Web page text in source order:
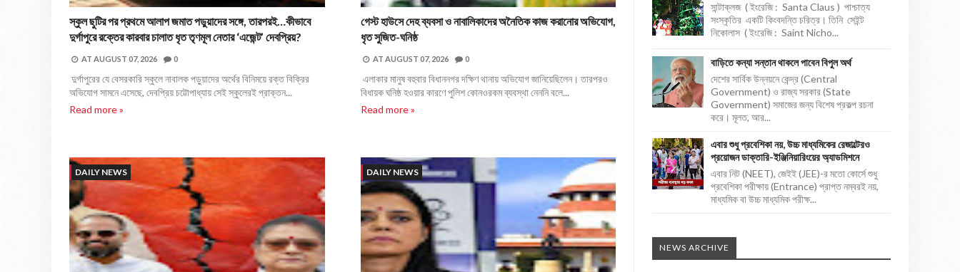
স্কুল ছুটির পর প্রথমে আলাপ জমাত পড়ুয়াদের সঙ্গে, তারপরই…কীভাবে
দুর্গাপুরে রক্তের কারবার চালাত ধৃত তৃণমূল নেতার ‘এজেন্ট’ দেবপ্রিয়?
AT AUGUST 07, 2026 0
দুর্গাপুরের যে বেসরকারি স্কুলে নাবালক পড়ুয়াদের অর্থের বিনিময়ে রক্ত বিক্রির
অভিযোগ সামনে এসেছে, দেবপ্রিয় চট্টোপাধ্যায় সেই স্কুলেরই প্রাক্তন...
Read more »
গেস্ট হাউসে দেহ ব্যবসা ও নাবালিকাদের অনৈতিক কাজ করানোর অভিযোগ,
ধৃত সুজিত-ঘনিষ্ঠ
AT AUGUST 07, 2026 0
এলাকার মানুষ বহুবার বিধাননগর দক্ষিণ থানায় অভিযোগ জানিয়েছিলেন। তারপরও
বিধায়ক ঘনিষ্ঠ হওয়ার কারণে পুলিশ কোনওরকম ব্যবস্থা নেননি বলে...
Read more »
DAILY NEWS DAILY NEWS
সান্টাক্লজ ( ইংরেজি : Santa Claus ) পাশ্চাত্য
সংস্কৃতির একটি কিংবদন্তি চরিত্র। তিনি সেইন্ট
নিকোলাস ( ইংরেজি : Saint Nicho...
বাড়িতে কন্যা সন্তান থাকলে পাবেন বিপুল অর্থ
দেশের সার্বিক উন্নয়নে কেন্দ্র (Central
Government) ও রাজ্য সরকার (State
Government) সমাজের জন্য বিশেষ প্রকল্প রচনা
করে। মূলত, আর...
এবার শুধু প্রবেশিকা নয়, উচ্চ মাধ্যমিকের রেজাল্টেরও
প্রয়োজন ডাক্তারি-ইঞ্জিনিয়ারিংয়ের অ্যাডমিশনে
এবার নিট (NEET), জেইই (JEE)-র মতো কোর্সে শুধু
প্রবেশিকা পরীক্ষায় (Entrance) প্রাপ্ত নম্বরই নয়,
মাধ্যমিক বা উচ্চ মাধ্যমিক পরীক্ষ...
NEWS ARCHIVE